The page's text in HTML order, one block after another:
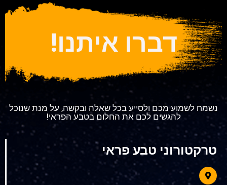
דברו איתנו!
נשמח לשמוע מכם ולסייע בכל שאלה ובקשה, על מנת שנוכל
להגשים לכם את החלום בטבע הפראי!
טרקטורוני טבע פראי